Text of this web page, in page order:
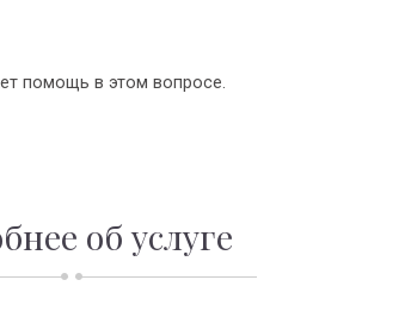
помощь в этом вопросе.
об услуге